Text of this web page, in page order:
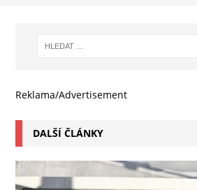
Reklama/Advertisement
DALŠÍ ČLÁNKY